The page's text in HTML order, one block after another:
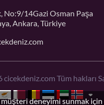
No:9/14Gazi Osman Paşa
Ankara, Türkiye
cicekdeniz.com Tüm hakları
deneyimi sunmak için